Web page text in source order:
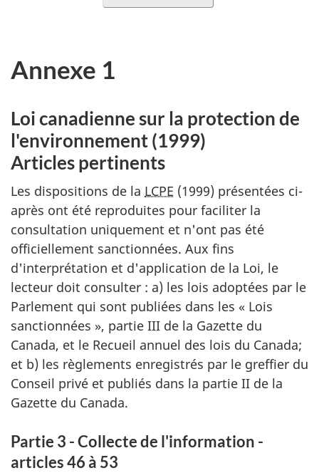
Annexe 1
Loi canadienne sur la protection de
l'environnement (1999)
Articles pertinents
Les dispositions de la LCPE (1999) présentées ci-
après ont été reproduites pour faciliter la
consultation uniquement et n'ont pas été
officiellement sanctionnées. Aux fins
d'interprétation et d'application de la Loi, le
lecteur doit consulter : a) les lois adoptées par le
Parlement qui sont publiées dans les « Lois
sanctionnées », partie III de la Gazette du
Canada, et le Recueil annuel des lois du Canada;
et b) les règlements enregistrés par le greffier du
Conseil privé et publiés dans la partie II de la
Gazette du Canada.
Partie 3 - Collecte de l'information -
articles 46 à 53